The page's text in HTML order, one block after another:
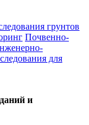
грунтов
Почвенно-
для
и